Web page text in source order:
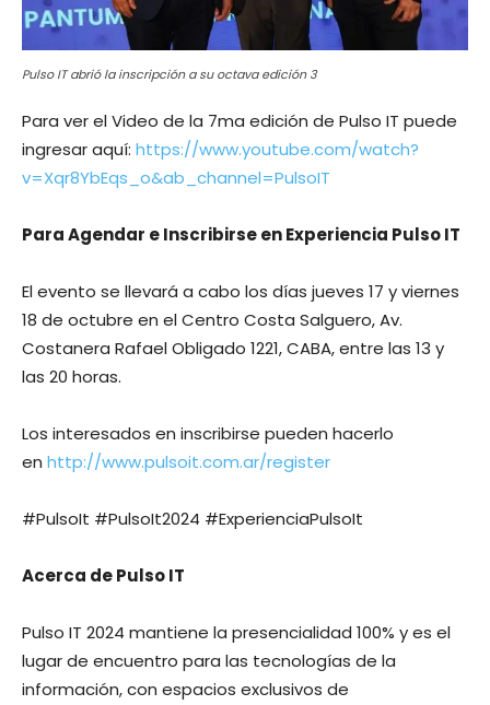
Pulso IT abrió la inscripción a su octava edición 3
Para ver el Video de la 7ma edición de Pulso IT puede
ingresar aquí: https://www.youtube.com/watch?
v=Xqr8YbEqs_o&ab_channel=PulsoIT
Para Agendar e Inscribirse en Experiencia Pulso IT
El evento se llevará a cabo los días jueves 17 y viernes
18 de octubre en el Centro Costa Salguero, Av.
Costanera Rafael Obligado 1221, CABA, entre las 13 y
las 20 horas.
Los interesados en inscribirse pueden hacerlo
en http://www.pulsoit.com.ar/register
#PulsoIt #PulsoIt2024 #ExperienciaPulsoIt
Acerca de Pulso IT
Pulso IT 2024 mantiene la presencialidad 100% y es el
lugar de encuentro para las tecnologías de la
información, con espacios exclusivos de